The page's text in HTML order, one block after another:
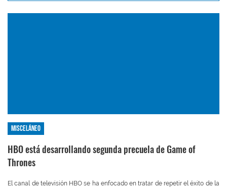
Misceláneo
HBO está desarrollando segunda precuela de Game of
Thrones
El canal de televisión HBO se ha enfocado en tratar de repetir el éxito de la